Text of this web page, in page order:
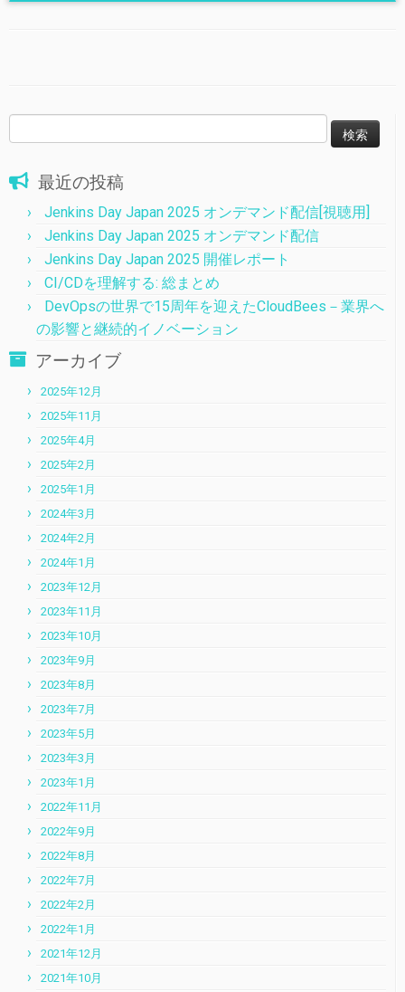
索:
最近の投稿
Jenkins Day Japan 2025 オンデマンド配信[視聴用]
Jenkins Day Japan 2025 オンデマンド配信
Jenkins Day Japan 2025 開催レポート
CI/CDを理解する: 総まとめ
DevOpsの世界で15周年を迎えたCloudBees－業界へ
の影響と継続的イノベーション
アーカイブ
2025年12月
2025年11月
2025年4月
2025年2月
2025年1月
2024年3月
2024年2月
2024年1月
2023年12月
2023年11月
2023年10月
2023年9月
2023年8月
2023年7月
2023年5月
2023年3月
2023年1月
2022年11月
2022年9月
2022年8月
2022年7月
2022年2月
2022年1月
2021年12月
2021年10月